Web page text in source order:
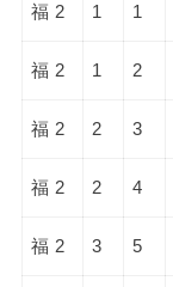
福 2 1 1
福 2 1 2
福 2 2 3
福 2 2 4
福 2 3 5